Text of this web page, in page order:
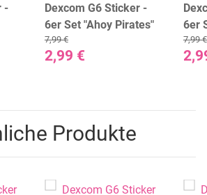
-
Dexcom G6 Sticker -
6er Set "Ahoy Pirates"
2,99 €
7,99 €
6er
7,99 €
Produkte